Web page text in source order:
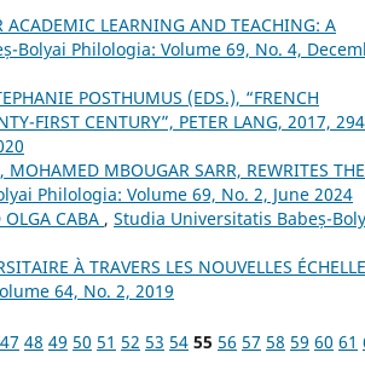
ACADEMIC LEARNING AND TEACHING: A
Bolyai Philologia: Volume 69, No. 4,
POSTHUMUS (EDS.), “FRENCH
FIRST CENTURY”, PETER LANG, 2017,
MBOUGAR SARR, REWRITES THE
Philologia: Volume 69, No. 2, June 2024
CABA , Studia Universitatis Babeș-
À TRAVERS LES NOUVELLES
64, No. 2, 2019
47 48 49 50 51 52 53 54 55 56 57 58 59 60 61